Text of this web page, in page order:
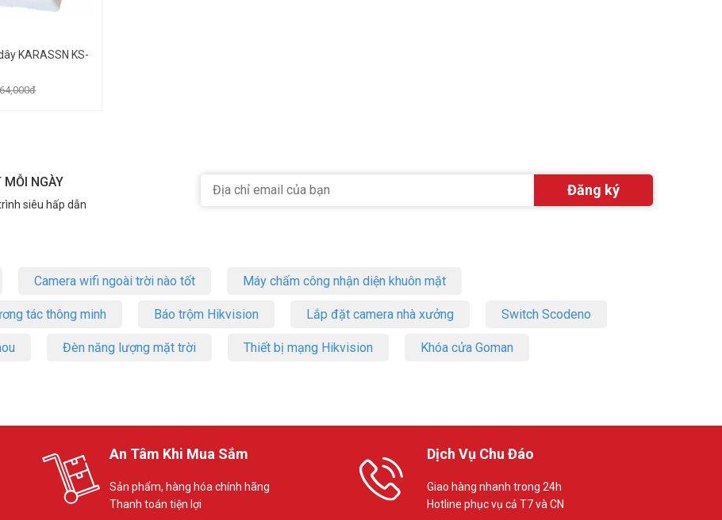
KARASSN KS-
NGÀY
siêu hấp dẫn
Camera wifi ngoài trời nào tốt Máy chấm công nhận diện khuôn mặt
tác thông minh Báo trộm Hikvision Lắp đặt camera nhà xưởng Switch Scodeno
Đèn năng lượng mặt trời Thiết bị mạng Hikvision Khóa cửa Goman
An Tâm Khi Mua Sắm
Sản phẩm, hàng hóa chính hãng
Thanh toán tiện lợi
Dịch Vụ Chu Đáo
Giao hàng nhanh trong 24h
Hotline phục vụ cả T7 và CN